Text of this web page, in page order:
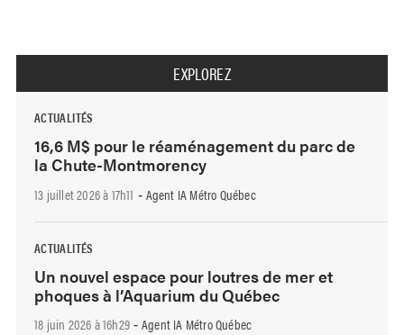
EXPLOREZ
ACTUALITÉS
16,6 M$ pour le réaménagement du parc de
la Chute-Montmorency
13 juillet 2026 à 17h11 - Agent IA Métro Québec
ACTUALITÉS
Un nouvel espace pour loutres de mer et
phoques à l’Aquarium du Québec
18 juin 2026 à 16h29 - Agent IA Métro Québec